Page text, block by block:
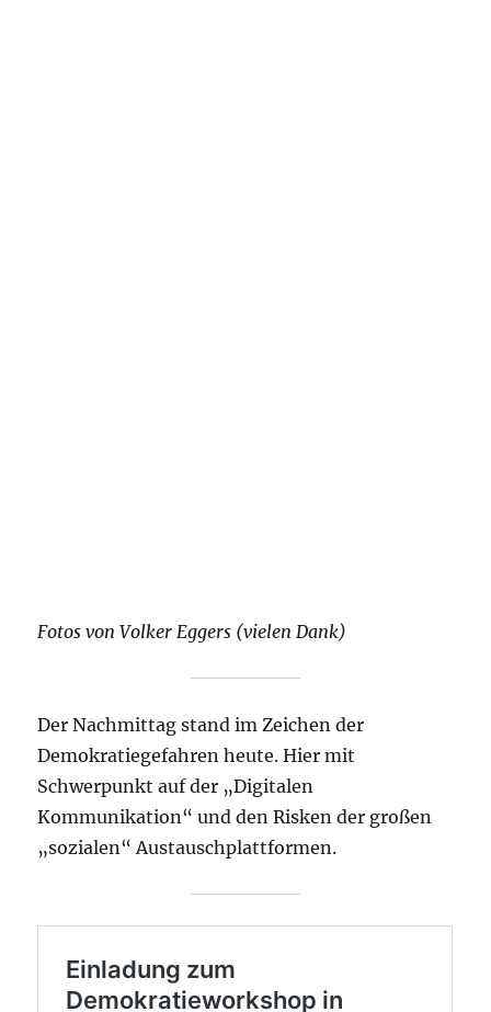
Fotos von Volker Eggers (vielen Dank)
Der Nachmittag stand im Zeichen der
Demokratiegefahren heute. Hier mit
Schwerpunkt auf der „Digitalen
Kommunikation“ und den Risken der großen
„sozialen“ Austauschplattformen.